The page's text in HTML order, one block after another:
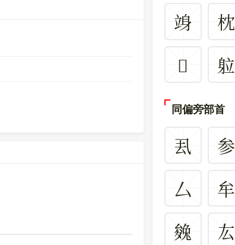
竧
枕
𣱽
䠴
同偏旁部首
厾 参
厶
牟
㕙
厷